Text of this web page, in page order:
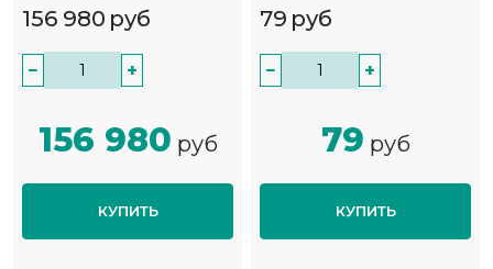
156 980 руб
− +
156 980 руб
КУПИТЬ
79 руб
− +
79 руб
КУПИТЬ